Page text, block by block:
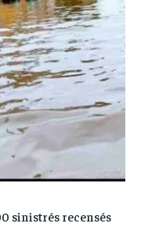
sinistrés recensés